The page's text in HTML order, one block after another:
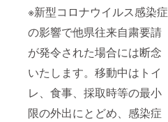
※新型コロナウイルス感染症
の影響で他県往来自粛要請
が発令された場合には断念
いたします。移動中はトイ
レ、食事、採取時等の最小
限の外出にとどめ、感染症